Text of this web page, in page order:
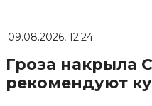
09.08.2026, 12:24
Гроза накрыла
рекомендуют